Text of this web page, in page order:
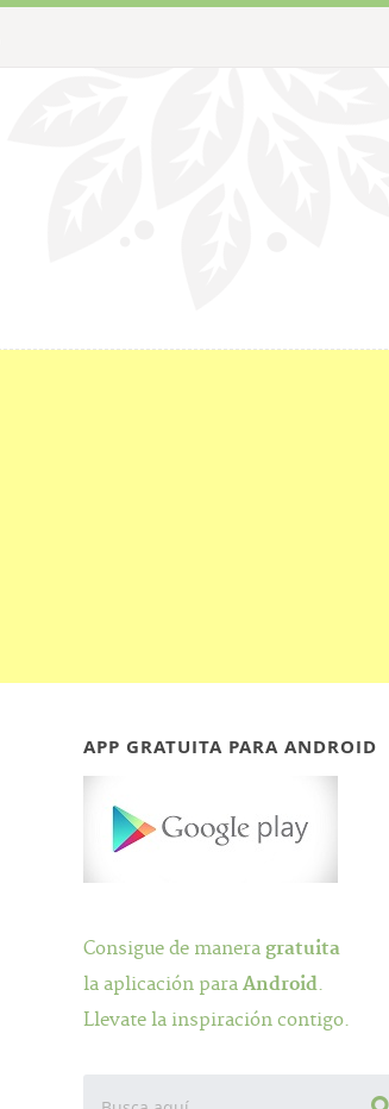
APP GRATUITA PARA ANDROID
Consigue de maneragratuita
la aplicación paraAndroid.
Llevate la inspiración contigo.